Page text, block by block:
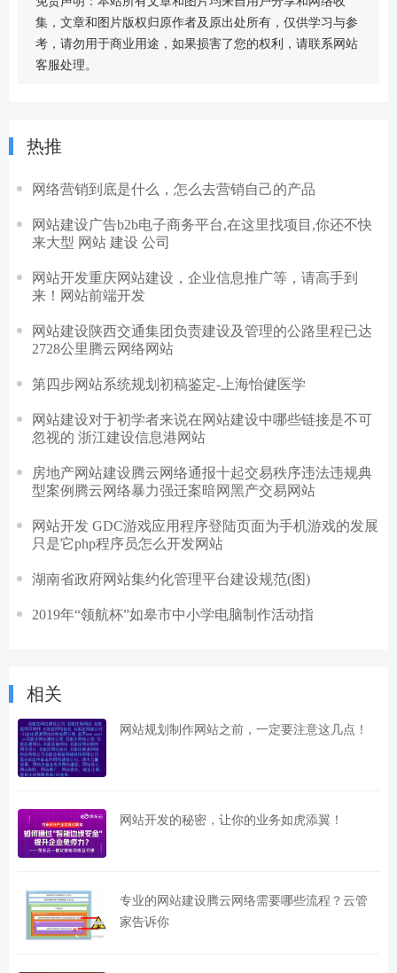
集，文章和图片版权归原作者及原出处所有，仅供学习与参
考，请勿用于商业用途，如果损害了您的权利，请联系网站
客服处理。
热推
网络营销到底是什么，怎么去营销自己的产品
网站建设广告b2b电子商务平台,在这里找项目,你还不快
来大型 网站 建设 公司
网站开发重庆网站建设，企业信息推广等，请高手到
来！网站前端开发
网站建设陕西交通集团负责建设及管理的公路里程已达
2728公里腾云网络网站
第四步网站系统规划初稿鉴定-上海怡健医学
网站建设对于初学者来说在网站建设中哪些链接是不可
忽视的 浙江建设信息港网站
房地产网站建设腾云网络通报十起交易秩序违法违规典
型案例腾云网络暴力强迁案暗网黑产交易网站
网站开发 GDC游戏应用程序登陆页面为手机游戏的发展
只是它php程序员怎么开发网站
湖南省政府网站集约化管理平台建设规范(图)
2019年“领航杯”如皋市中小学电脑制作活动指
相关
网站规划制作网站之前，一定要注意这几点！
网站开发的秘密，让你的业务如虎添翼！
专业的网站建设腾云网络需要哪些流程？云管
家告诉你